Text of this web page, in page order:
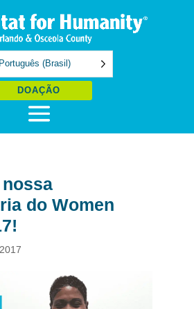
Português (Brasil)
DOAÇÃO
do Women